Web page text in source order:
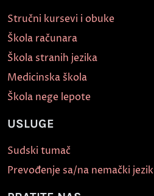
Stručni kursevi i obuke
Škola računara
Škola stranih jezika
Medicinska škola
Škola nege lepote
USLUGE
Sudski tumač
Prevođenje sa/na nemački jezik